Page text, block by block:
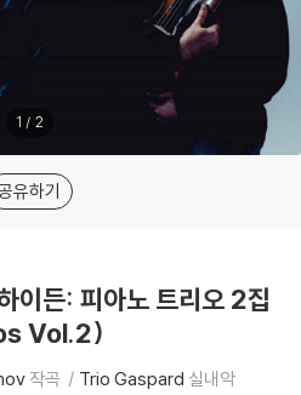
1 / 2
유하기
든: 피아노 트리오 2집
Vol.2)
작곡 Trio Gaspard 실내악